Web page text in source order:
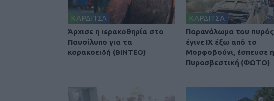
ΚΑΡΔΙΤΣΑ
Άρχισε η ιερακοθηρία στο
Παυσίλυπο για τα
κορακοειδή (ΒΙΝΤΕΟ)
ΚΑΡΔΙΤΣΑ
Παρανάλωμα του πυρός
έγινε ΙΧ έξω από το
Μορφοβούνι, έσπευσε η
Πυροσβεστική (ΦΩΤΟ)